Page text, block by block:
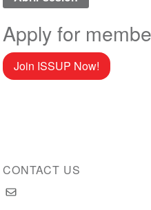
Apply for
Join ISSUP Now!
CONTACT US